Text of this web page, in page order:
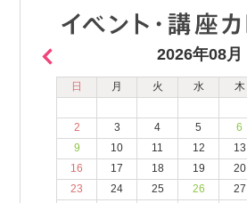
2026年08月
日 月 火 水 木
2
3 4 5 6
9
10 11 12 13
16
17 18 19 20
23
24 25 26 27